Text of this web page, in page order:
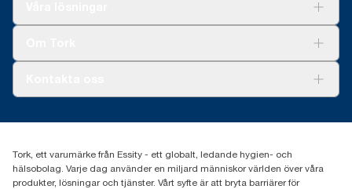
031-746 17 00
Tork, ett varumärke från Essity - ett globalt, ledande hygien- och
hälsobolag. Varje dag använder en miljard människor världen över våra
produkter, lösningar och tjänster. Vårt syfte är att bryta barriärer för